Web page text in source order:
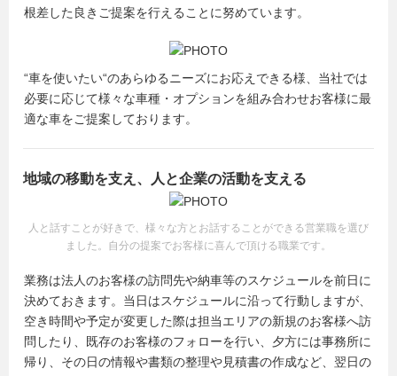
根差した良きご提案を行えることに努めています。
“車を使いたい“のあらゆるニーズにお応えできる様、当社では
必要に応じて様々な車種・オプションを組み合わせお客様に最
適な車をご提案しております。
地域の移動を支え、人と企業の活動を支える
人と話すことが好きで、様々な方とお話することができる営業職を選び
ました。自分の提案でお客様に喜んで頂ける職業です。
業務は法人のお客様の訪問先や納車等のスケジュールを前日に
決めておきます。当日はスケジュールに沿って行動しますが、
空き時間や予定が変更した際は担当エリアの新規のお客様へ訪
問したり、既存のお客様のフォローを行い、夕方には事務所に
帰り、その日の情報や書類の整理や見積書の作成など、翌日の